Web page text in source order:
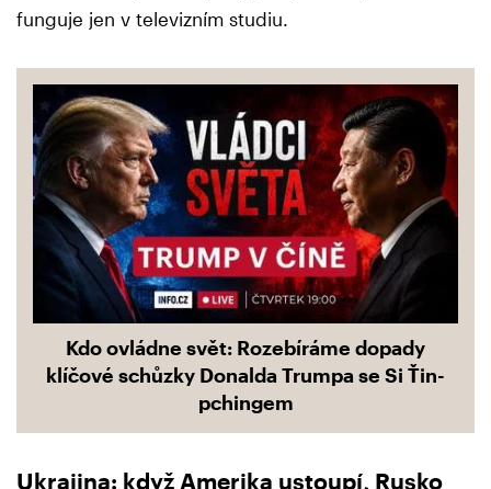
funguje jen v televizním studiu.
Kdo ovládne svět: Rozebíráme dopady
klíčové schůzky Donalda Trumpa se Si Ťin-
pchingem
Ukrajina: když Amerika ustoupí, Rusko